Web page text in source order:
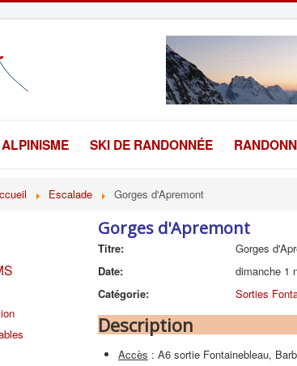
ALPINISME SKI DE RANDONNÉE
Escalade Gorges d'Apremont
Gorges d'Apremont
Titre:
Gorges
Date:
dimanche 1
Catégorie:
Sorties
Description
Accès : A6 sortie Fontainebleau,